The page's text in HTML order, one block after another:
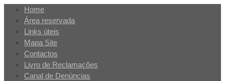
Home
Área reservada
Links úteis
Mapa Site
Contactos
Livro de Reclamações
Canal de Denúncias